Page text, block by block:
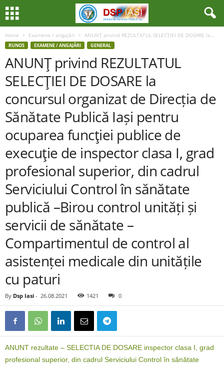
Home Examene / angajări ANUNŢ privind REZULTATUL SELECŢIEI DE DOSARE la...
RUNOS EXAMENE / ANGAJĂRI GENERAL
ANUNŢ privind REZULTATUL
SELECŢIEI DE DOSARE la
concursul organizat de Direcția de
Sănătate Publică Iași pentru
ocuparea funcţiei publice de
execuţie de inspector clasa I, grad
profesional superior, din cadrul
Serviciului Control în sănătate
publică –Birou control unități și
servicii de sănătate –
Compartimentul de control al
asistenței medicale din unitățile
cu paturi
By Dsp Iasi - 26.08.2021 1421 0
ANUNT rezultate – SELECTIA DE DOSARE inspector clasa I, grad
profesional superior, din cadrul Serviciului Control în sănătate